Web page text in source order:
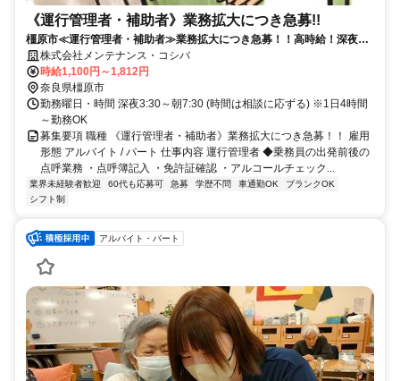
《運行管理者・補助者》業務拡大につき急募!!
橿原市≪運行管理者・補助者≫業務拡大につき急募！！高時給！深夜
1800円以上
株式会社メンテナンス・コシバ
時給1,100円～1,812円
奈良県橿原市
勤務曜日・時間 深夜3:30～朝7:30 (時間は相談に応ずる) ※1日4時間
～勤務OK
募集要項 職種 《運行管理者・補助者》業務拡大につき急募！！ 雇用
形態 アルバイト / パート 仕事内容 運行管理者 ◆乗務員の出発前後の
点呼業務 ・点呼簿記入 ・免許証確認 ・アルコールチェック...
業界未経験者歓迎 60代も応募可 急募 学歴不問 車通勤OK
ブランクOK
シフト制
アルバイト・パート